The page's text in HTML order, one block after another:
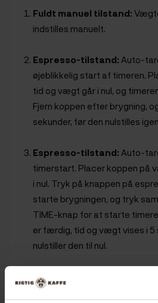
Fuldt manuel tilstand:
indstilles manuelt.
Espresso-tilstand: Auto-
øjeblikkelig start af timeren.
tid og vægt går i nul, og
Fjern koppen efter brygning,
sekunder, før den nulstilles
Espresso-tilstand: Auto-
timerstart. Placer koppen på
i nul. Tryk på knappen på
starte brygningen, og tryk
TIME-knap for at starte
er færdig, tid og vægt vises i 5
nulstiller den til nul.
Espresso-tilstand:
Kun
aktiv. Placer koppen på